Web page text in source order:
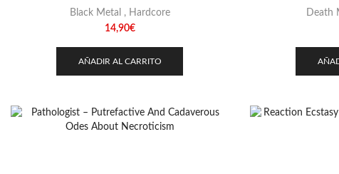
Black Metal , Hardcore
14,90€
AÑADIR AL CARRITO
Death